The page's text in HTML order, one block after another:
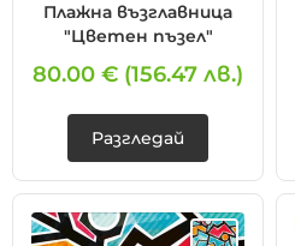
Плажна възглавница
"Цветен пъзел"
80.00 € (156.47 лв.)
Разгледай